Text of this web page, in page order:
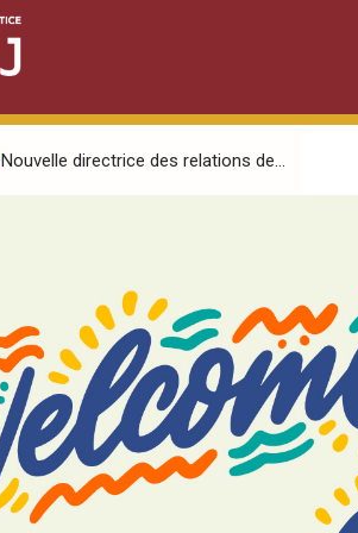
Nouvelle directrice des relations de...